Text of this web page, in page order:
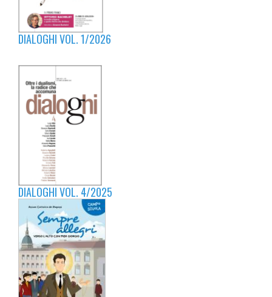
DIALOGHI VOL. 1/2026
DIALOGHI VOL. 4/2025